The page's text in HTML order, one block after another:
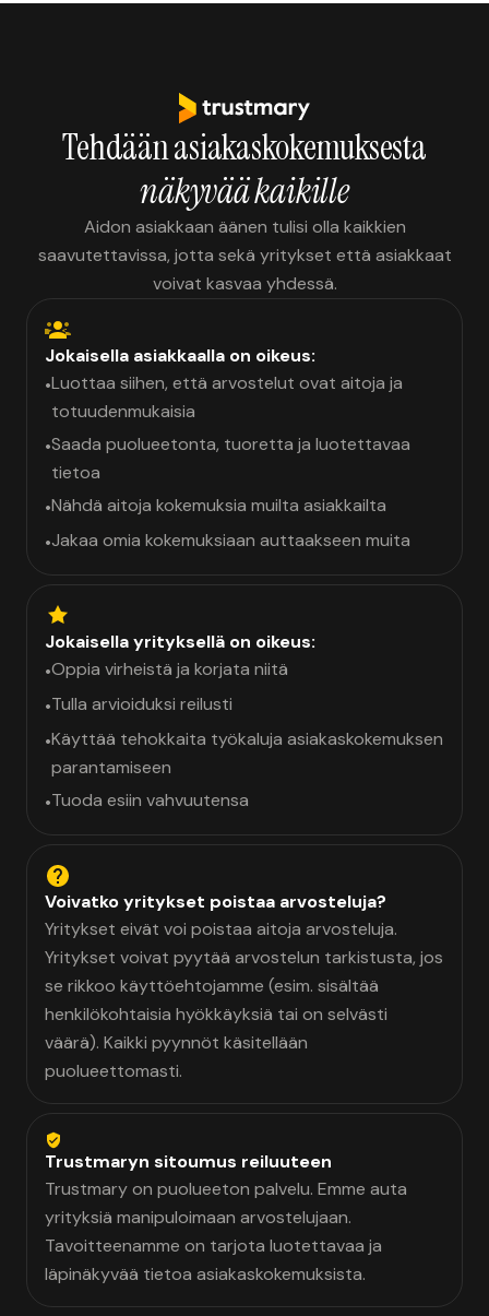
Tehdään asiakaskokemuksesta
näkyvää kaikille
Aidon asiakkaan äänen tulisi olla kaikkien
saavutettavissa, jotta sekä yritykset että asiakkaat
voivat kasvaa yhdessä.
Jokaisella asiakkaalla on oikeus:
•Luottaa siihen, että arvostelut ovat aitoja ja
totuudenmukaisia
•Saada puolueetonta, tuoretta ja luotettavaa
tietoa
•Nähdä aitoja kokemuksia muilta asiakkailta
•Jakaa omia kokemuksiaan auttaakseen muita
Jokaisella yrityksellä on oikeus:
•Oppia virheistä ja korjata niitä
•Tulla arvioiduksi reilusti
•Käyttää tehokkaita työkaluja asiakaskokemuksen
parantamiseen
•Tuoda esiin vahvuutensa
Voivatko yritykset poistaa arvosteluja?
Yritykset eivät voi poistaa aitoja arvosteluja.
Yritykset voivat pyytää arvostelun tarkistusta, jos
se rikkoo käyttöehtojamme (esim. sisältää
henkilökohtaisia hyökkäyksiä tai on selvästi
väärä). Kaikki pyynnöt käsitellään
puolueettomasti.
Trustmaryn sitoumus reiluuteen
Trustmary on puolueeton palvelu. Emme auta
yrityksiä manipuloimaan arvostelujaan.
Tavoitteenamme on tarjota luotettavaa ja
läpinäkyvää tietoa asiakaskokemuksista.